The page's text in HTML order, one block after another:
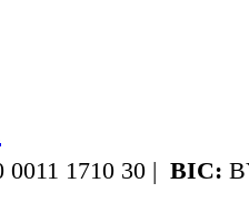
0011 1710 30 | BIC: